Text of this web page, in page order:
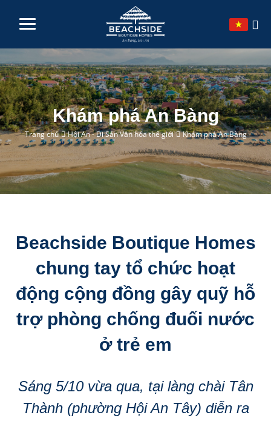
TRANG CHỦ
VỀ CHÚNG TÔI
BỘ SƯU TẬP
KHÁM PHÁ
DỊCH VỤ
Khám phá An Bàng
Trang chủ Hội An - Di Sản Văn hóa thế giới Khám phá An Bàng
Beachside Boutique Homes
chung tay tổ chức hoạt
động cộng đồng gây quỹ hỗ
trợ phòng chống đuối nước
ở trẻ em
Sáng 5/10 vừa qua, tại làng chài Tân
Thành (phường Hội An Tây) diễn ra